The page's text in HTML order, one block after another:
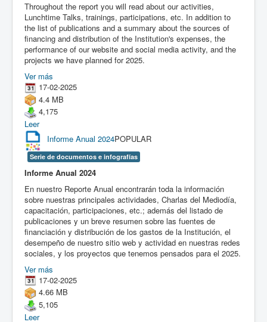
Throughout the report you will read about our activities,
Lunchtime Talks, trainings, participations, etc. In addition to
the list of publications and a summary about the sources of
financing and distribution of the Institution's expenses, the
performance of our website and social media activity, and the
projects we have planned for 2025.
Ver más
17-02-2025
4.4 MB
4,175
Leer
Informe Anual 2024POPULAR
Serie de documentos e infografías
Informe Anual 2024
En nuestro Reporte Anual encontrarán toda la información
sobre nuestras principales actividades, Charlas del Mediodía,
capacitación, participaciones, etc.; además del listado de
publicaciones y un breve resumen sobre las fuentes de
financiación y distribución de los gastos de la Institución, el
desempeño de nuestro sitio web y actividad en nuestras redes
sociales, y los proyectos que tenemos pensados para el 2025.
Ver más
17-02-2025
4.66 MB
5,105
Leer